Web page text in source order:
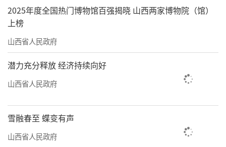
2025年度全国热门博物馆百强揭晓 山西两家博物院（馆）
上榜
山西省人民政府
潜力充分释放 经济持续向好
山西省人民政府
雪融春至 蝶变有声
山西省人民政府